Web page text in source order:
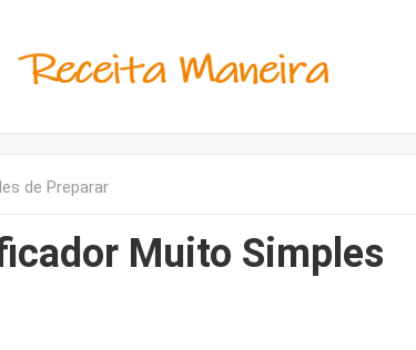
de Preparar
Muito Simples